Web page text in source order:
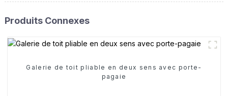
Produits Connexes
Galerie de toit pliable en deux sens avec porte-
pagaie